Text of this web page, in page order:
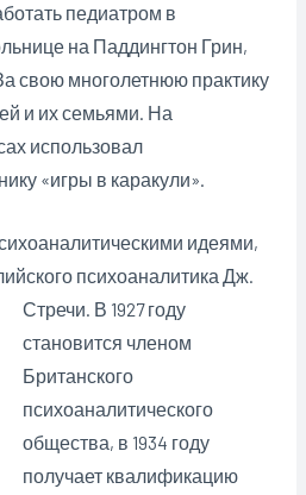
педиатром в
на Паддингтон Грин,
свою многолетнюю практику
и их семьями. На
использовал
«игры в каракули».
идеями,
психоаналитика Дж.
Стречи. В 1927 году
становится членом
Британского
психоаналитического
общества, в 1934 году
получает квалификацию